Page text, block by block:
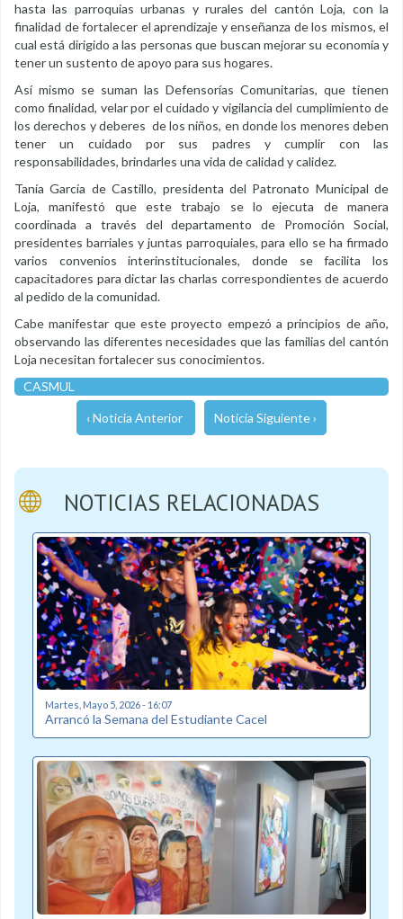
hasta las parroquias urbanas y rurales del cantón Loja, con la
finalidad de fortalecer el aprendizaje y enseñanza de los mismos, el
cual está dirigido a las personas que buscan mejorar su economía y
tener un sustento de apoyo para sus hogares.
Así mismo se suman las Defensorías Comunitarias, que tienen
como finalidad, velar por el cuidado y vigilancia del cumplimiento de
los derechos y deberes de los niños, en donde los menores deben
tener un cuidado por sus padres y cumplir con las
responsabilidades, brindarles una vida de calidad y calidez.
Tanía García de Castillo, presidenta del Patronato Municipal de
Loja, manifestó que este trabajo se lo ejecuta de manera
coordinada a través del departamento de Promoción Social,
presidentes barriales y juntas parroquiales, para ello se ha firmado
varios convenios interinstitucionales, donde se facilita los
capacitadores para dictar las charlas correspondientes de acuerdo
al pedido de la comunidad.
Cabe manifestar que este proyecto empezó a principios de año,
observando las diferentes necesidades que las familias del cantón
Loja necesitan fortalecer sus conocimientos.
CASMUL
‹ Noticia Anterior Noticia Siguiente ›
NOTICIAS RELACIONADAS
Martes, Mayo 5, 2026 - 16:07
Arrancó la Semana del Estudiante Cacel